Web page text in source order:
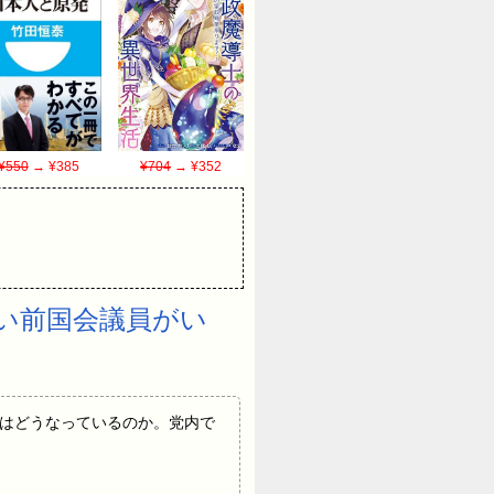
→ ¥385 ¥704→ ¥352
前国会議員がい
どうなっているのか。党内で